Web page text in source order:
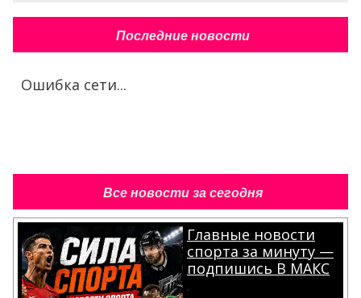
Последние новости
Ошибка сети...
Все новости за сегодня
Главные новости
спорта за минуту —
подпишись В МАКС
.